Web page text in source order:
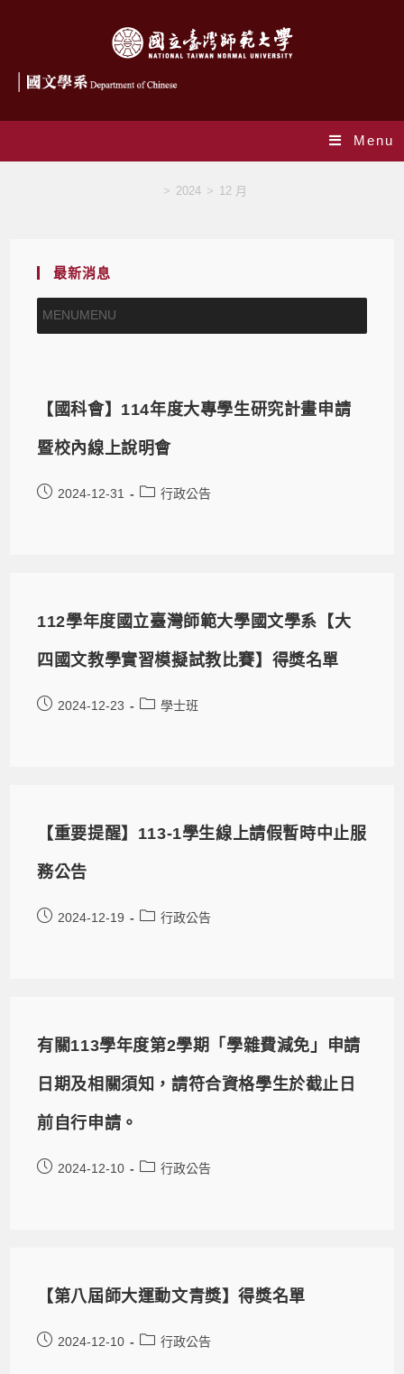
Menu
> 2024 > 12 月
最新消息
MENUMENU
【國科會】114年度大專學生研究計畫申請
暨校內線上說明會
2024-12-31 行政公告
112學年度國立臺灣師範大學國文學系【大
四國文教學實習模擬試教比賽】得獎名單
2024-12-23 學士班
【重要提醒】113-1學生線上請假暫時中止服
務公告
2024-12-19 行政公告
有關113學年度第2學期「學雜費減免」申請
日期及相關須知，請符合資格學生於截止日
前自行申請。
2024-12-10 行政公告
【第八屆師大運動文青獎】得獎名單
2024-12-10 行政公告